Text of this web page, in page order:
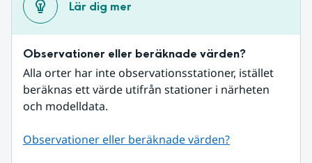
Lär dig mer
Observationer eller beräknade värden?
Alla orter har inte observationsstationer, istället
beräknas ett värde utifrån stationer i närheten
och modelldata.
Observationer eller beräknade värden?